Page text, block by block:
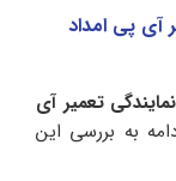
آی پی امداد
تعمیر آی
به بررسی این